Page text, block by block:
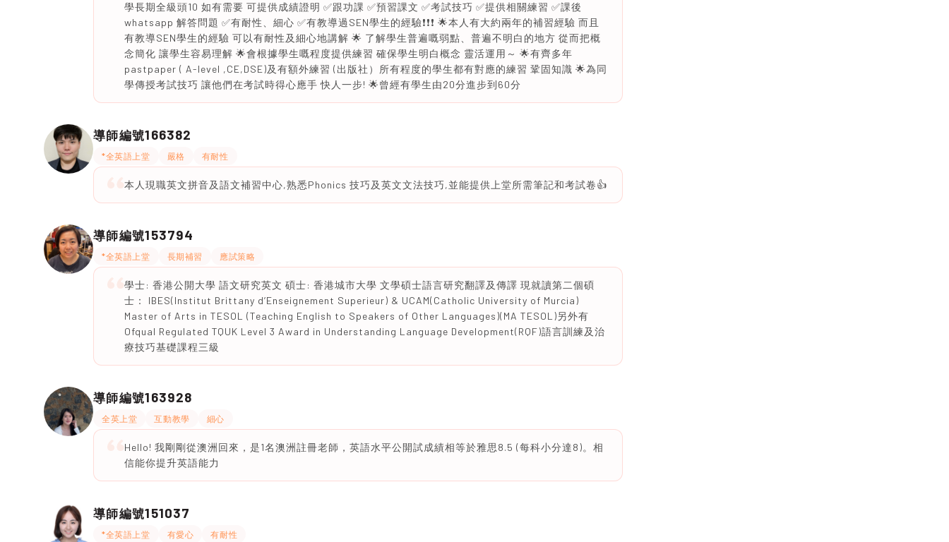
學長期全級頭10 如有需要 可提供成績證明 ✅跟功課 ✅預習課文 ✅考試技巧 ✅提供相關練習 ✅課後
whatsapp 解答問題 ✅有耐性、細心 ✅有教導過SEN學生的經驗❗️❗️❗️ 🌟本人有大約兩年的補習經驗 而且
有教導SEN學生的經驗 可以有耐性及細心地講解 🌟 了解學生普遍嘅弱點、普遍不明白的地方 從而把概
念簡化 讓學生容易理解 🌟會根據學生嘅程度提供練習 確保學生明白概念 靈活運用～ 🌟有齊多年
pastpaper ( A-level ,CE,DSE)及有額外練習 (出版社）所有程度的學生都有對應的練習 鞏固知識 🌟為同
學傳授考試技巧 讓他們在考試時得心應手 快人一步! 🌟曾經有學生由20分進步到60分
導師編號166382
*全英語上堂 嚴格 有耐性
本人現職英文拼音及語文補習中心,熟悉Phonics 技巧及英文文法技巧,並能提供上堂所需筆記和考試卷👍
導師編號153794
*全英語上堂 長期補習 應試策略
學士: 香港公開大學 語文研究英文 碩士: 香港城市大學 文學碩士語言研究翻譯及傳譯 現就讀第二個碩
士： IBES(Institut Brittany d’Enseignement Superieur) & UCAM(Catholic University of Murcia)
Master of Arts in TESOL (Teaching English to Speakers of Other Languages)(MA TESOL)另外有
Ofqual Regulated TQUK Level 3 Award in Understanding Language Development(RQF)語言訓練及治
療技巧基礎課程三級
導師編號163928
全英上堂 互動教學 細心
Hello! 我剛剛從澳洲回來，是1名澳洲註冊老師，英語水平公開試成績相等於雅思8.5 (每科小分達8)。相
信能你提升英語能力
導師編號151037
*全英語上堂 有愛心 有耐性